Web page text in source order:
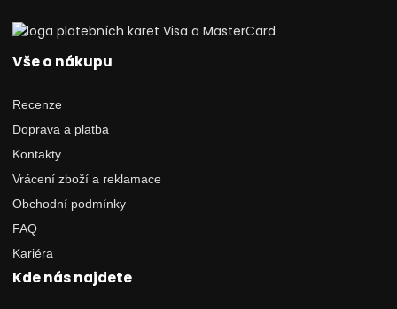
Vše o nákupu
Recenze
Doprava a platba
Kontakty
Vrácení zboží a reklamace
Obchodní podmínky
FAQ
Kariéra
Kde nás najdete